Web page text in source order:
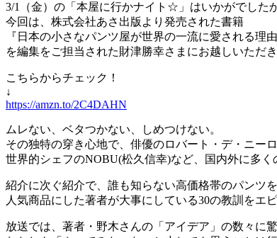
3/1（金）の「本屋に行かナイト☆」はいかがでした
今回は、株式会社あさ出版より発売された書籍
『日本の小さなパンツ屋が世界の一流に愛される理由
を編集をご担当された財津勝幸さまにお越しいただき
こちらからチェック！
↓
https://amzn.to/2C4DAHN
ムレない、ベタつかない、しめつけない。
その独特の穿き心地で、俳優のロバート・デ・ニー
世界的シェフのNOBU(松久信幸)など、国内外に多く
紹介に次ぐ紹介で、誰も知らない高価格帯のパンツ
人気商品にした著者が大事にしている30の教訓をエ
放送では、著者・野木さんの「アイデア」の数々に